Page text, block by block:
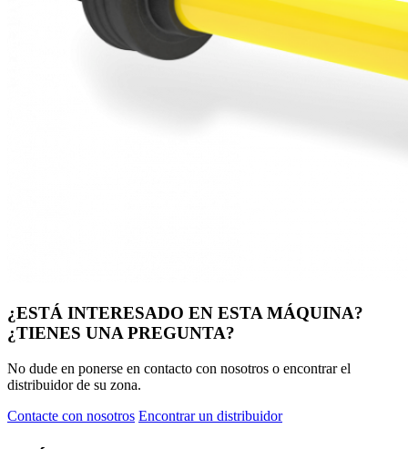
¿ESTÁ INTERESADO EN ESTA MÁQUINA?
¿TIENES UNA PREGUNTA?
No dude en ponerse en contacto con nosotros o encontrar el
distribuidor de su zona.
Contacte con nosotros Encontrar un distribuidor